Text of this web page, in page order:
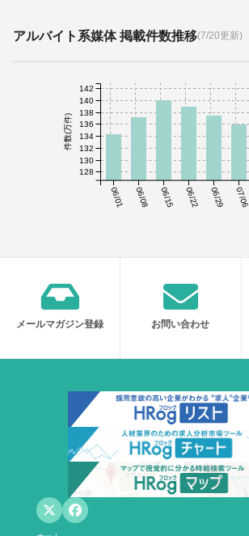
アルバイト系媒体 掲載件数推移(7/20更新)
06/01 06/08 06/15 06/22 06/29 07/06
件数(万件)
128
130
132
134
136
138
140
142
メールマガジン登録 お問い合わせ